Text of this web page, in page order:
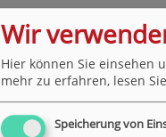
Wir
Hier können Sie einsehen
mehr zu erfahren, lesen
Speicherung von